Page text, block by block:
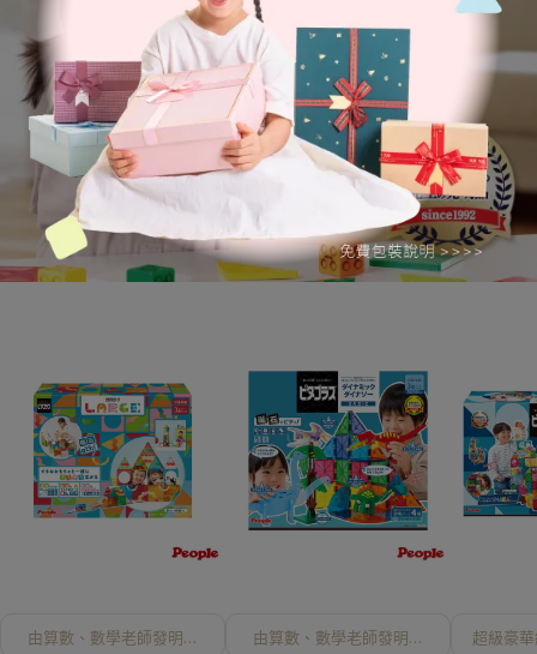
由算數、數學老師發明，
由算數、數學老師發明，
超級豪